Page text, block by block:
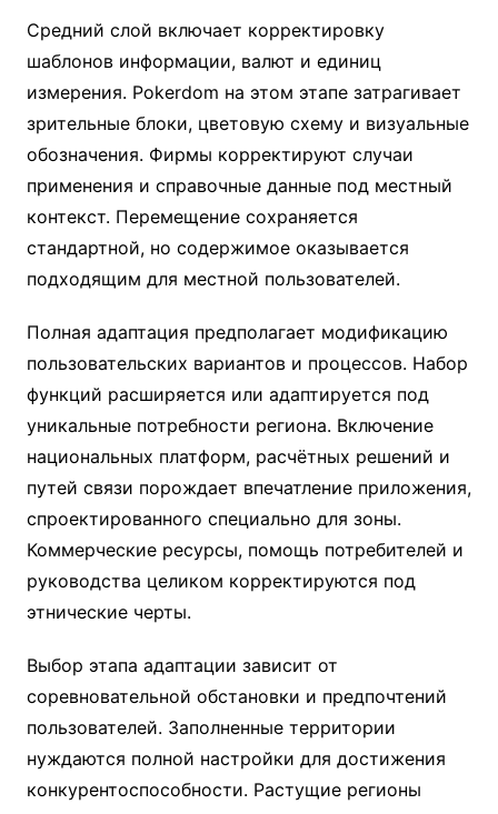
Средний слой включает корректировку
шаблонов информации, валют и единиц
измерения. Pokerdom на этом этапе затрагивает
зрительные блоки, цветовую схему и визуальные
обозначения. Фирмы корректируют случаи
применения и справочные данные под местный
контекст. Перемещение сохраняется
стандартной, но содержимое оказывается
подходящим для местной пользователей.
Полная адаптация предполагает модификацию
пользовательских вариантов и процессов. Набор
функций расширяется или адаптируется под
уникальные потребности региона. Включение
национальных платформ, расчётных решений и
путей связи порождает впечатление приложения,
спроектированного специально для зоны.
Коммерческие ресурсы, помощь потребителей и
руководства целиком корректируются под
этнические черты.
Выбор этапа адаптации зависит от
соревновательной обстановки и предпочтений
пользователей. Заполненные территории
нуждаются полной настройки для достижения
конкурентоспособности. Растущие регионы